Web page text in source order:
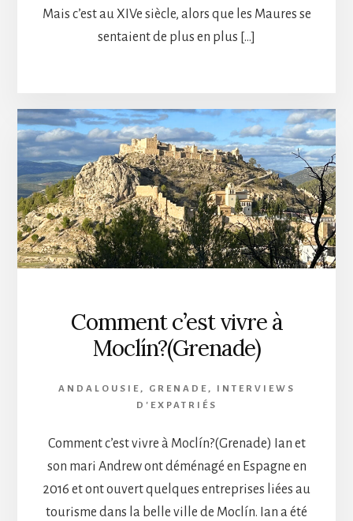
Mais c’est au XIVe siècle, alors que les Maures se
sentaient de plus en plus […]
Comment c’est vivre à
Moclín?(Grenade)
ANDALOUSIE , GRENADE ,
INTERVIEWS
D'EXPATRIÉS
Comment c’est vivre à Moclín?(Grenade) Ian et
son mari Andrew ont déménagé en Espagne en
2016 et ont ouvert quelques entreprises liées au
tourisme dans la belle ville de Moclín. Ian a été